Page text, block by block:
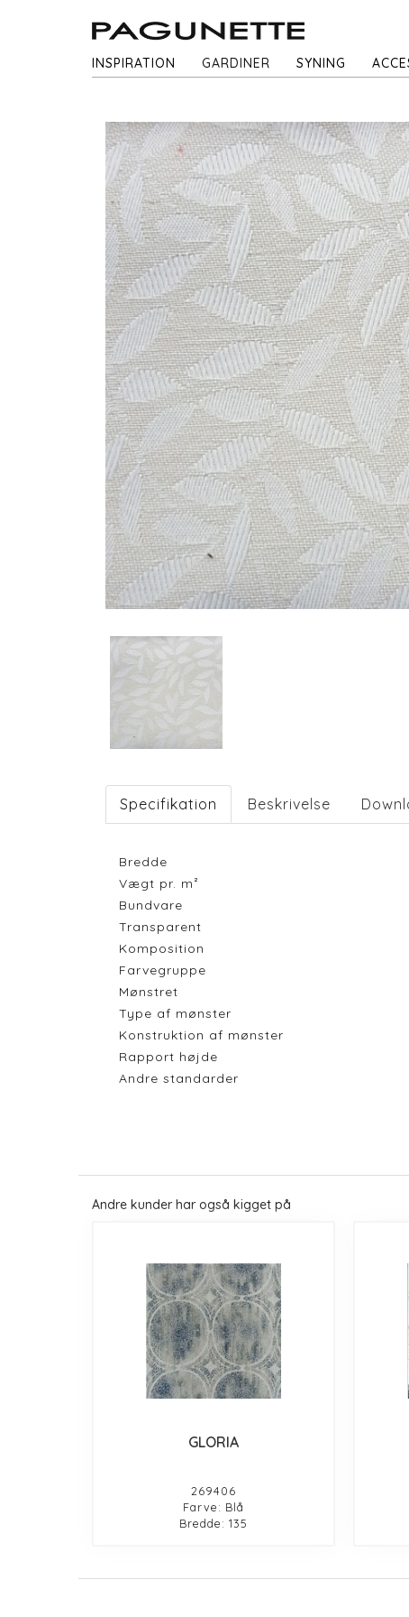
INSPIRATION GARDINER SYNING
Specifikation Beskrivelse
Bredde
Vægt pr. m²
Bundvare
Transparent
Komposition
Farvegruppe
Mønstret
Type af mønster
Konstruktion af mønster
Rapport højde
Andre standarder
Andre kunder har også kigget på
GLORIA
269406
Farve: Blå
Bredde: 135